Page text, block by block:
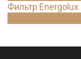
Фильтр Energolux